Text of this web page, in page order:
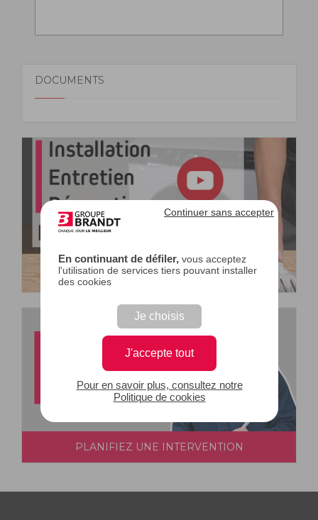
En continuant de défiler,vous acceptez
l'utilisation de services tiers pouvant installer
des cookies
Je choisis
J'accepte tout
Continuer sans accepter
Pour en savoir plus, consultez notre
Politique de cookies
DOCUMENTS
PLANIFIEZ UNE INTERVENTION